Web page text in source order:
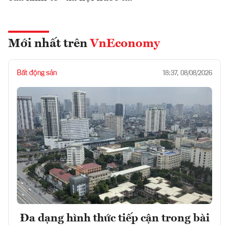
Mới nhất trên VnEconomy
Bất động sản 18:37, 08/08/2026
Đa dạng hình thức tiếp cận trong bài